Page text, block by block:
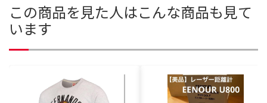
この商品を見た人はこんな商品も見て
います